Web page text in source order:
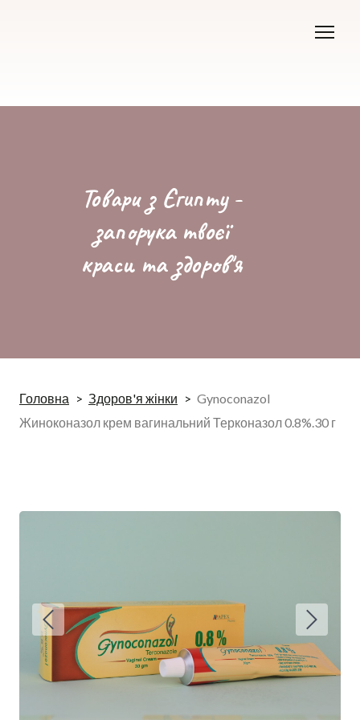
Товари з Єгипту -
запорука твоєї
краси та здоров'я
Головна Здоров'я жінки
Gynoconazol
Жиноконазол крем вагинальний Терконазол 0.8%.30 г